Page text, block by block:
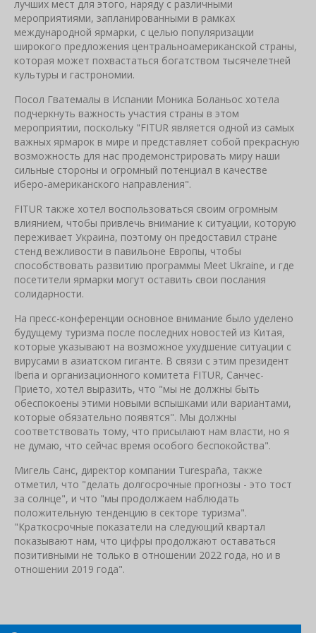
лучших мест для этого, наряду с различными
мероприятиями, запланированными в рамках
международной ярмарки, с целью популяризации
широкого предложения центральноамериканской страны,
которая может похвастаться богатством тысячелетней
культуры и гастрономии.
Посол Гватемалы в Испании Моника Боланьос хотела
подчеркнуть важность участия страны в этом
мероприятии, поскольку "FITUR является одной из самых
важных ярмарок в мире и представляет собой прекрасную
возможность для нас продемонстрировать миру наши
сильные стороны и огромный потенциал в качестве
иберо-американского направления".
FITUR также хотел воспользоваться своим огромным
влиянием, чтобы привлечь внимание к ситуации, которую
переживает Украина, поэтому он предоставил стране
стенд вежливости в павильоне Европы, чтобы
способствовать развитию программы Meet Ukraine, и где
посетители ярмарки могут оставить свои послания
солидарности.
На пресс-конференции основное внимание было уделено
будущему туризма после последних новостей из Китая,
которые указывают на возможное ухудшение ситуации с
вирусами в азиатском гиганте. В связи с этим президент
Iberia и организационного комитета FITUR, Санчес-
Прието, хотел выразить, что "мы не должны быть
обеспокоены этими новыми вспышками или вариантами,
которые обязательно появятся". Мы должны
соответствовать тому, что присылают нам власти, но я
не думаю, что сейчас время особого беспокойства".
Мигель Санс, директор компании Turespaña, также
отметил, что "делать долгосрочные прогнозы - это тост
за солнце", и что "мы продолжаем наблюдать
положительную тенденцию в секторе туризма".
"Краткосрочные показатели на следующий квартал
показывают нам, что цифры продолжают оставаться
позитивными не только в отношении 2022 года, но и в
отношении 2019 года".